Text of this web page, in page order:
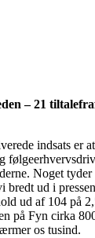
– 21
indsats er
Noget
bredt ud i
ud af 104 på
på Fyn cirka
os tusind.